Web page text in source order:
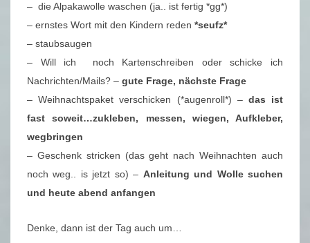
– die Alpakawolle waschen (ja.. ist fertig *gg*)
– ernstes Wort mit den Kindern reden *seufz*
– staubsaugen
– Will ich noch Kartenschreiben oder schicke ich
Nachrichten/Mails? – gute Frage, nächste Frage
– Weihnachtspaket verschicken (*augenroll*) – das ist
fast soweit…zukleben, messen, wiegen, Aufkleber,
wegbringen
– Geschenk stricken (das geht nach Weihnachten auch
noch weg.. is jetzt so) – Anleitung und Wolle suchen
und heute abend anfangen
Denke, dann ist der Tag auch um…